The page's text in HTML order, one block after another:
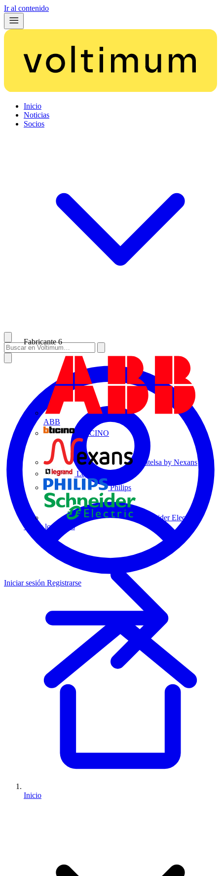
Ir al contenido
Inicio
Noticias
Socios
Fabricante 6
ABB
BTICINO
Centelsa by Nexans
Legrand
Philips
Schneider Electric
Todos los socios
Iniciar sesión Registrarse
Inicio